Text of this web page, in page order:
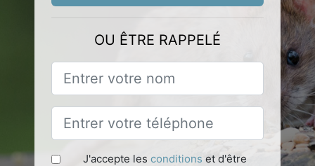
OU ÊTRE RAPPELÉ
J'accepte les conditions et d'être